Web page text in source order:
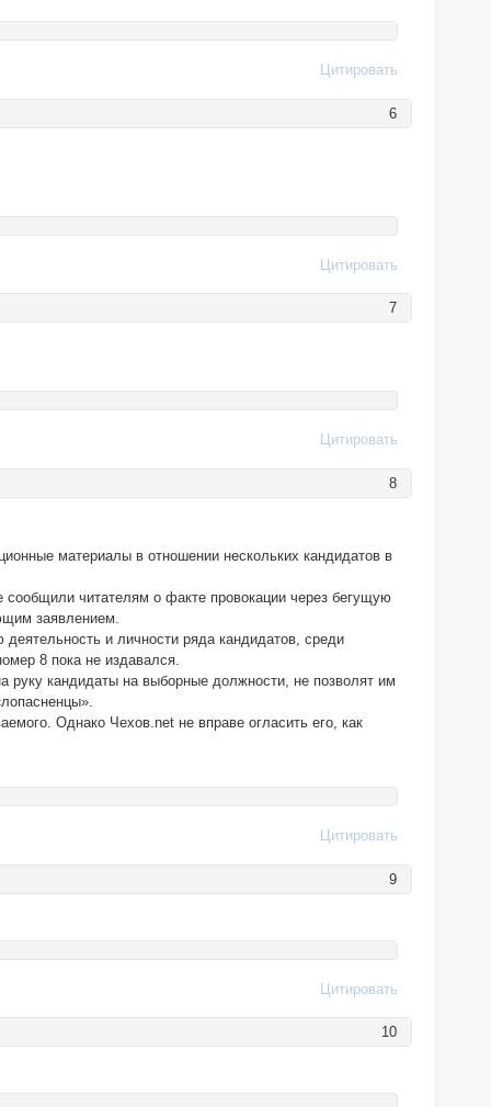
Цитировать
6
Цитировать
7
Цитировать
8
материалы в отношении нескольких кандидатов в
сообщили читателям о факте провокации через бегущую
заявлением.
и личности ряда кандидатов, среди
8 пока не издавался.
руку кандидаты на выборные должности, не позволят им
Однако Чехов.net не вправе огласить его, как
Цитировать
9
Цитировать
10